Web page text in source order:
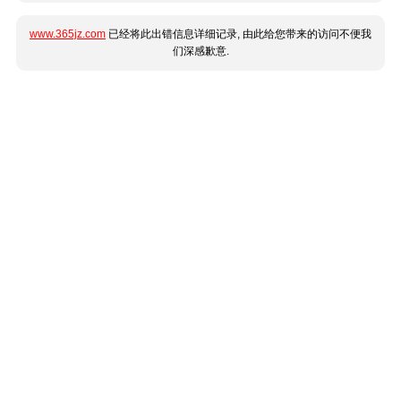
www.365jz.com 已经将此出错信息详细记录, 由此给您带来的访问不便我
们深感歉意.